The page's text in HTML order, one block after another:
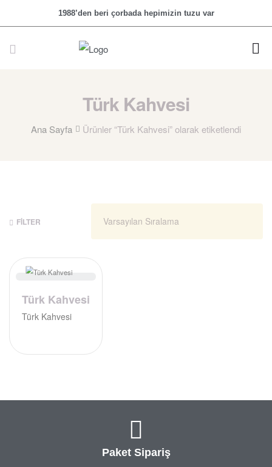
1988’den beri çorbada hepimizin tuzu var
Türk Kahvesi
Ana Sayfa Ürünler “Türk Kahvesi” olarak etiketlendi
FILTER
Türk Kahvesi
Türk Kahvesi
Paket Sipariş